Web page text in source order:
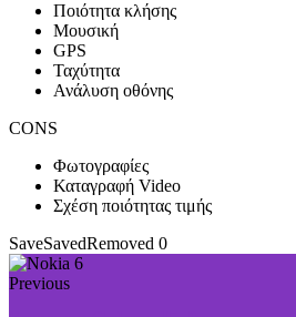
Ποιότητα κλήσης
Μουσική
GPS
Ταχύτητα
Ανάλυση οθόνης
CONS
Φωτογραφίες
Καταγραφή Video
Σχέση ποιότητας τιμής
SaveSavedRemoved 0
Previous